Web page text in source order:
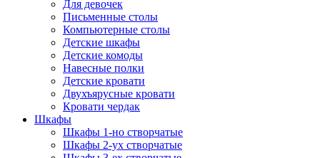
Для девочек
Письменные столы
Компьютерные столы
Детские шкафы
Детские комоды
Навесные полки
Детские кровати
Двухъярусные кровати
Кровати чердак
Шкафы
Шкафы 1-но створчатые
Шкафы 2-ух створчатые